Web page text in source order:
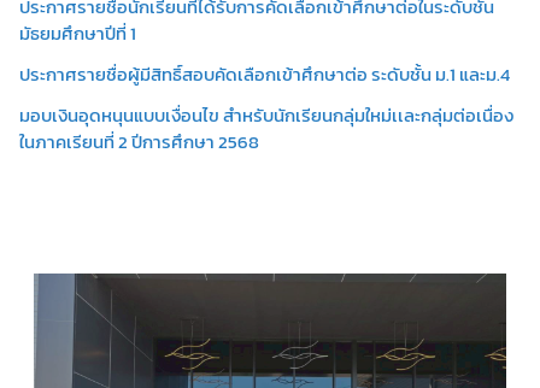
ประกาศรายชื่อนักเรียนที่ได้รับการคัดเลือกเข้าศึกษาต่อในระดับชั้น
มัธยมศึกษาปีที่ 1
ประกาศรายชื่อผู้มีสิทธิ์สอบคัดเลือกเข้าศึกษาต่อ ระดับชั้น ม.1 และม.4
มอบเงินอุดหนุนแบบเงื่อนไข สำหรับนักเรียนกลุ่มใหม่เเละกลุ่มต่อเนื่อง
ในภาคเรียนที่ 2 ปีการศึกษา 2568